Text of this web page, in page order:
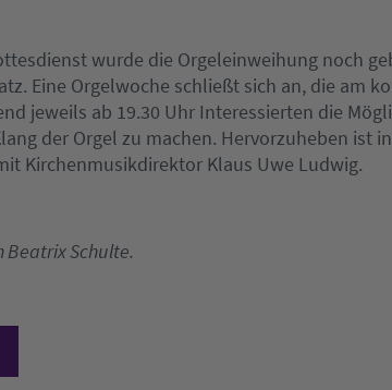
wurde die Orgeleinweihung noch
Eine Orgelwoche schließt sich an, die am
jeweils ab 19.30 Uhr Interessierten die
der Orgel zu machen. Hervorzuheben ist
Kirchenmusikdirektor Klaus Uwe Ludwig.
Beatrix Schulte.